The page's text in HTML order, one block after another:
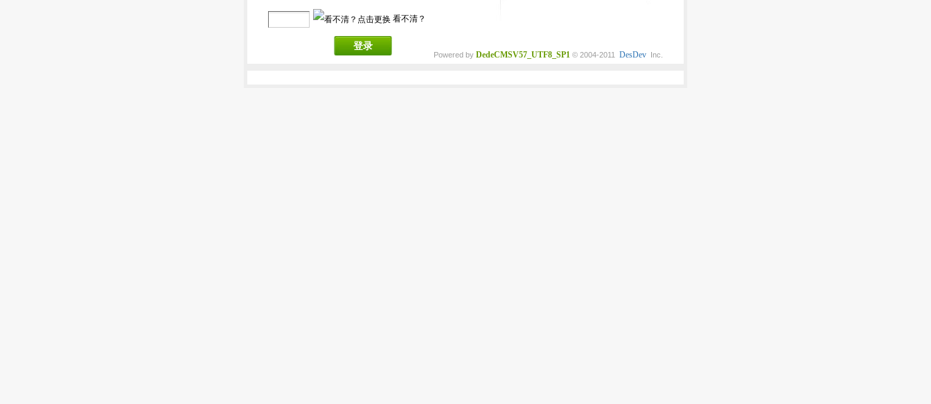
看不清？
登录
Powered by DedeCMSV57_UTF8_SP1 © 2004-2011 DesDev Inc.